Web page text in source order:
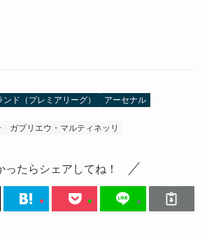
ンド（プレミアリーグ）
アーセナル
ガブリエウ・マルティネッリ
ったらシェアしてね！